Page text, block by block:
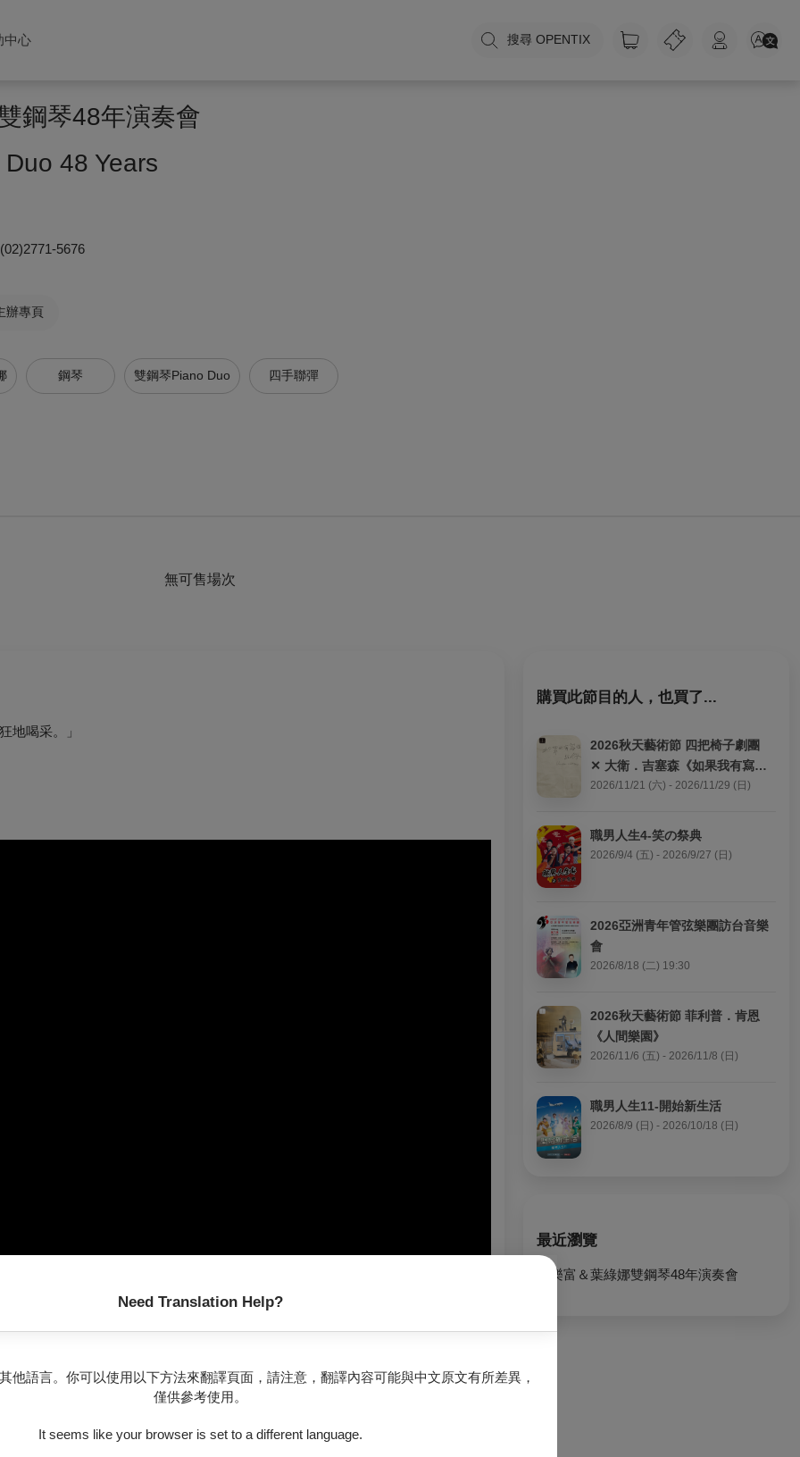
中心 搜尋 OPENTIX
Need Translation Help?
他語言。你可以使用以下方法來翻譯頁面，請注意，翻譯內容可能與中文原文有所差異，
僅供參考使用。
It seems like your browser is set to a different language.
鋼琴48年演奏會
48 Years
(02)2771-5676
辦專頁
鋼琴 雙鋼琴Piano Duo 四手聯彈
無可售場次
地喝采。」
空持續不停至今⋯
樣許多。
，像榕樹似的多枝多根⋯從原創作品到從其他樂器，管絃樂創作改編成的作
《青春舞曲》，每首樂曲都有深遠的意義⋯
購買此節目的人，也買了...
2026秋天藝術節 四把椅子劇團
✕ 大衛．吉塞森《如果我有寫信
給你》
2026/11/21 (六) - 2026/11/29 (日)
職男人生4-笑の祭典
2026/9/4 (五) - 2026/9/27 (日)
2026亞洲青年管弦樂團訪台音樂
會
2026/8/18 (二) 19:30
2026秋天藝術節 菲利普．肯恩
《人間樂園》
2026/11/6 (五) - 2026/11/8 (日)
職男人生11-開始新生活
2026/8/9 (日) - 2026/10/18 (日)
最近瀏覽
魏樂富＆葉綠娜雙鋼琴48年演奏會